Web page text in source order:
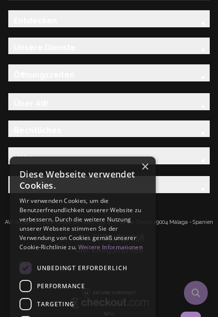
Hilfe
Entdecken Sie die AW-Familie
AW Artisan S.L.Calle Caleta de Velez n39, 41 PI Santa Tereza 29004 Málaga - Spanien
IdNr: ESB93657658
UID: ESB93657658
×
Diese Webseite verwendet
Cookies.
Wir verwenden Cookies, um die
Benutzerfreundlichkeit unserer Website zu
verbessern. Durch die weitere Nutzung
unserer Webseite stimmen Sie der
Verwendung von Cookies gemäß unserer
Cookie-Richtlinie zu. Weitere Informationen
UNBEDINGT ERFORDERLICH
PERFORMANCE
TARGETING